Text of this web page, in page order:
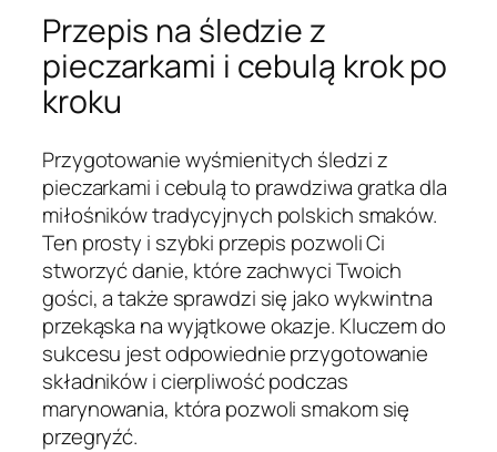
Przepis na śledzie z
pieczarkami i cebulą krok po
kroku
Przygotowanie wyśmienitych śledzi z
pieczarkami i cebulą to prawdziwa gratka dla
miłośników tradycyjnych polskich smaków.
Ten prosty i szybki przepis pozwoli Ci
stworzyć danie, które zachwyci Twoich
gości, a także sprawdzi się jako wykwintna
przekąska na wyjątkowe okazje. Kluczem do
sukcesu jest odpowiednie przygotowanie
składników i cierpliwość podczas
marynowania, która pozwoli smakom się
przegryźć.